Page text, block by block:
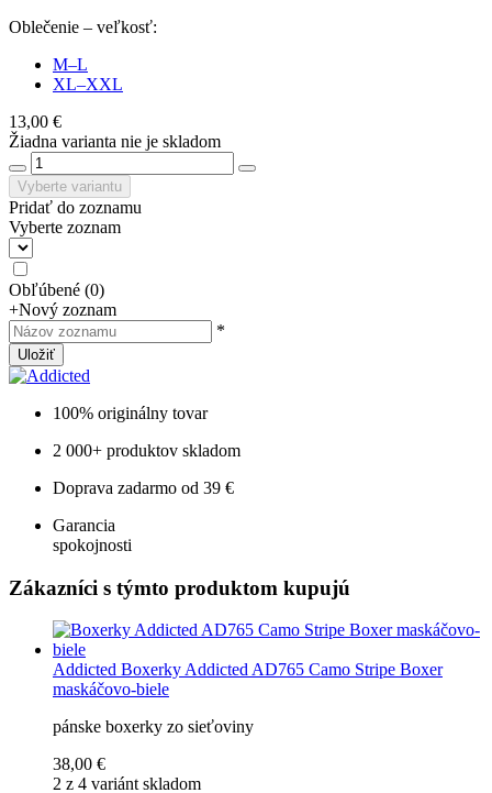
Oblečenie – veľkosť:
M–L
XL–XXL
13,00 €
Žiadna varianta nie je skladom
Vyberte variantu
Pridať do zoznamu
Vyberte zoznam
Obľúbené (0)
+Nový zoznam
*
Uložiť
100% originálny tovar
2 000+ produktov skladom
Doprava zadarmo od 39 €
Garancia
spokojnosti
Zákazníci s týmto produktom kupujú
Addicted Boxerky Addicted AD765 Camo Stripe Boxer
maskáčovo-biele
pánske boxerky zo sieťoviny
38,00 €
2 z 4 variánt skladom